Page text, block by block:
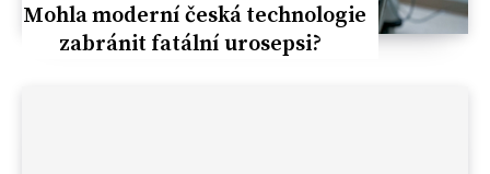
Mohla moderní česká technologie
zabránit fatální urosepsi?